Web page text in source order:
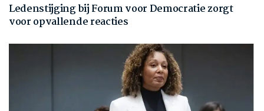
Ledenstijging bij Forum voor Democratie zorgt
voor opvallende reacties